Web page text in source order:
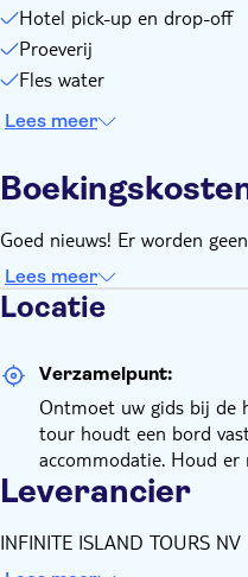
Hotel pick-up en drop-off
Proeverij
Fles water
Lees meer
Goed nieuws! Er worden
Lees meer
Locatie
Verzamelpunt:
Ontmoet uw gids bij de
tour houdt een bord
accommodatie. Houd
Leverancier
INFINITE ISLAND TOURS NV